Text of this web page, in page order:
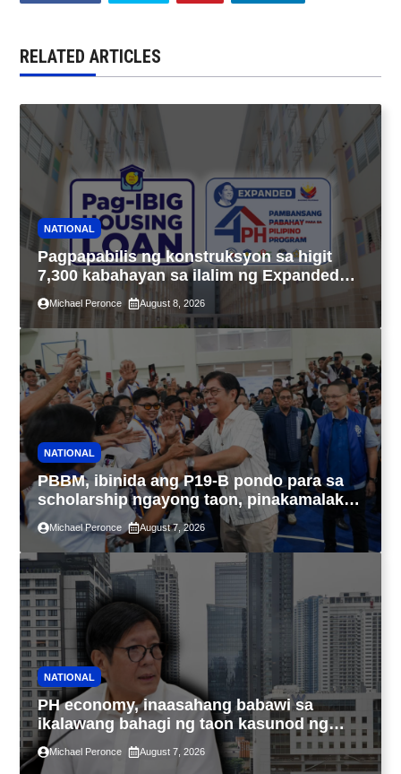
RELATED ARTICLES
NATIONAL
Pagpapabilis ng konstruksyon sa higit
7,300 kabahayan sa ilalim ng Expanded
4PH, posible na sa pagtutulungan ng Pag-
IBIG at P.A. Alvarez
Michael Peronce August 8, 2026
NATIONAL
PBBM, ibinida ang P19-B pondo para sa
scholarship ngayong taon, pinakamalaki
sa kasaysayan ng TESDA
Michael Peronce August 7, 2026
NATIONAL
PH economy, inaasahang babawi sa
ikalawang bahagi ng taon kasunod ng
2.3% GDP dulot ng Middle East war,
pagkaantala ng public construction
Michael Peronce August 7, 2026